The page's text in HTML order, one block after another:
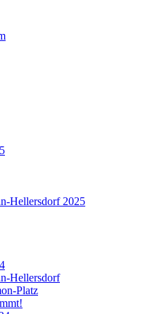
Hellersdorf 2025
Hellersdorf
Platz